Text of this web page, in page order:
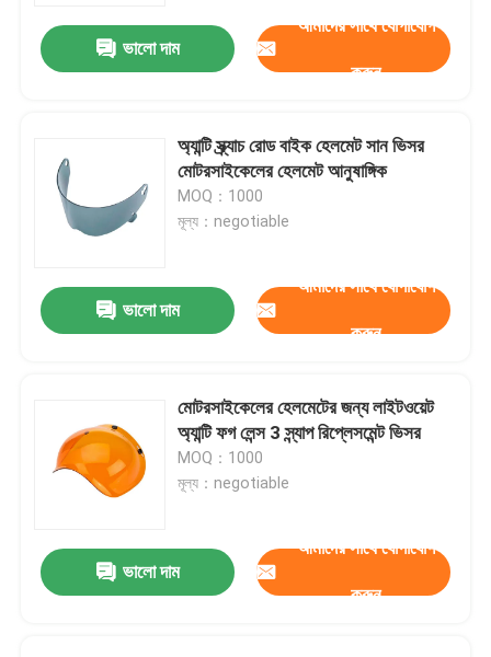
আমাদের সম্পর্কে
কারখানা ভ্রমণ
ভালো দাম
আমাদের সাথে যোগাযোগ
করুন
অ্যান্টি স্ক্র্যাচ রোড বাইক হেলমেট সান ভিসর
মোটরসাইকেলের হেলমেট আনুষাঙ্গিক
MOQ：1000
মূল্য：negotiable
ভালো দাম
আমাদের সাথে যোগাযোগ
করুন
মোটরসাইকেলের হেলমেটের জন্য লাইটওয়েট
অ্যান্টি ফগ লেন্স 3 স্ন্যাপ রিপ্লেসমেন্ট ভিসর
MOQ：1000
মূল্য：negotiable
ভালো দাম
আমাদের সাথে যোগাযোগ
করুন